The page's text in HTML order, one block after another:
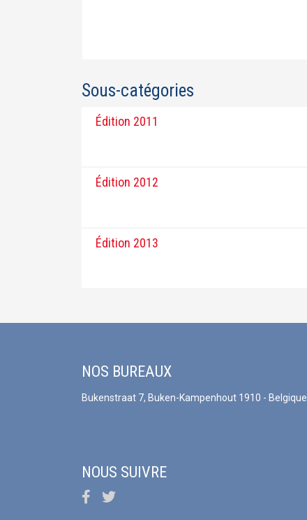
Sous-catégories
Édition 2011
Édition 2012
Édition 2013
NOS BUREAUX
Bukenstraat 7, Buken-Kampenhout 1910 - Belgique
NOUS SUIVRE